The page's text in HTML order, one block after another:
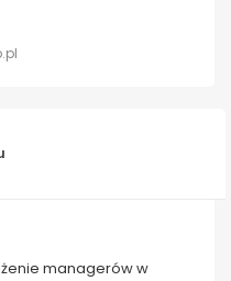
managerów w